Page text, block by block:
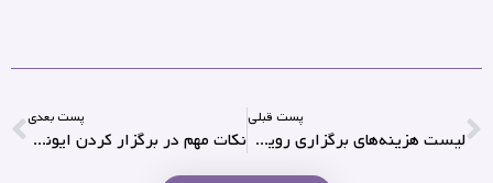
پست قبلی
لیست هزینه‌های برگزاری رویداد
پست بعدی
نکات مهم در برگزار کردن ایونت و رویداد